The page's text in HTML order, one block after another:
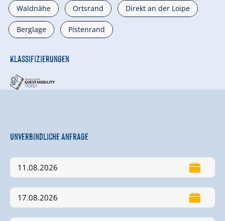
Waldnähe Ortsrand Direkt an der Loipe
Berglage Pistenrand
Klassifizierungen
Unverbindliche Anfrage